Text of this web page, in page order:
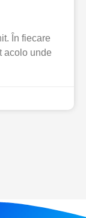
În fiecare
acolo unde